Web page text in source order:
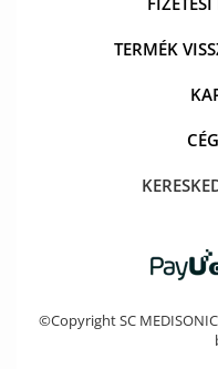
TERMÉK
©Copyright SC